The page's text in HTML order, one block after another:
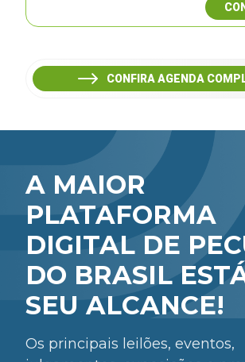
CONFIRA AGENDA
A MAIOR
PLATAFORMA
DIGITAL DE
DO BRASIL
SEU ALCANCE!
Os principais leilões, eventos,